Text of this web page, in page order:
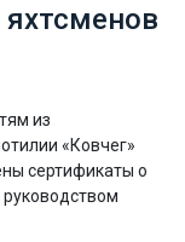
из
«Ковчег»
сертификаты о